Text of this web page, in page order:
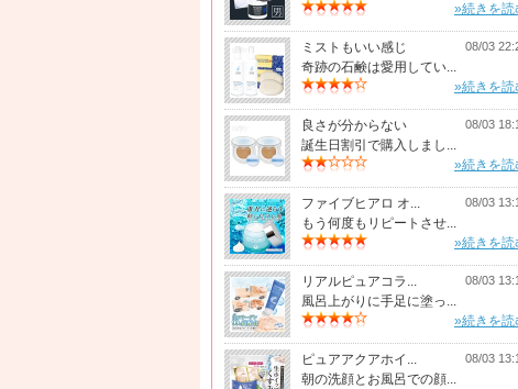
»続きを読
ミストもいい感じ 08/03
奇跡の石鹸は愛用してい...
»続きを読
良さが分からない 08/03
誕生日割引で購入しまし...
»続きを読
ファイブヒアロ オ... 08/03
もう何度もリピートさせ...
»続きを読
リアルピュアコラ... 08/03
風呂上がりに手足に塗っ...
»続きを読
ピュアアクアホイ... 08/03
朝の洗顔とお風呂での顔...